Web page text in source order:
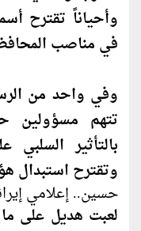
وأحياناً تقترح
في مناصب
وفي واحد من
تتهم مسؤولين
بالتأثير
وتقترح استبدال
حسين.. إعلامي
لعبت هديل على